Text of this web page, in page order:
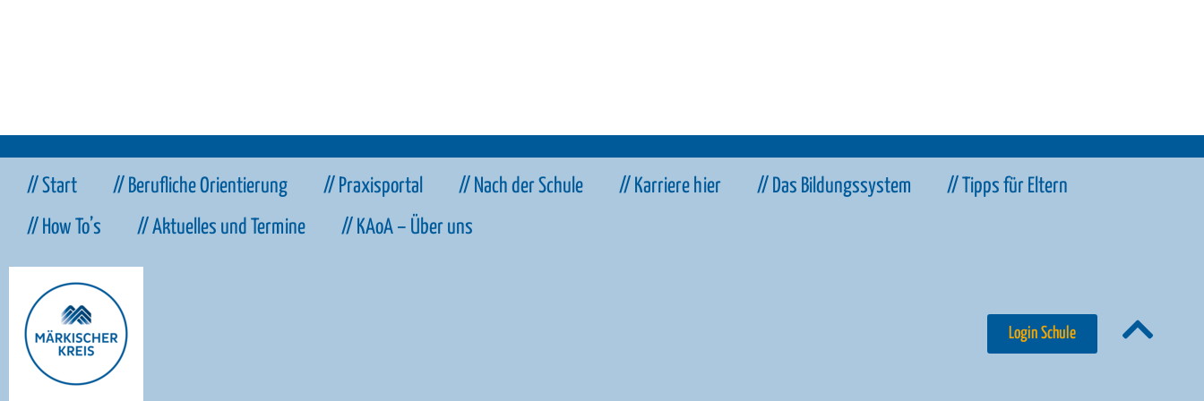
// Start // Berufliche Orientierung // Praxisportal // Nach der Schule // Karriere hier // Das Bildungssystem
// Tipps für Eltern
// How To’s
// Aktuelles und Termine // KAoA – Über uns
Login Schule